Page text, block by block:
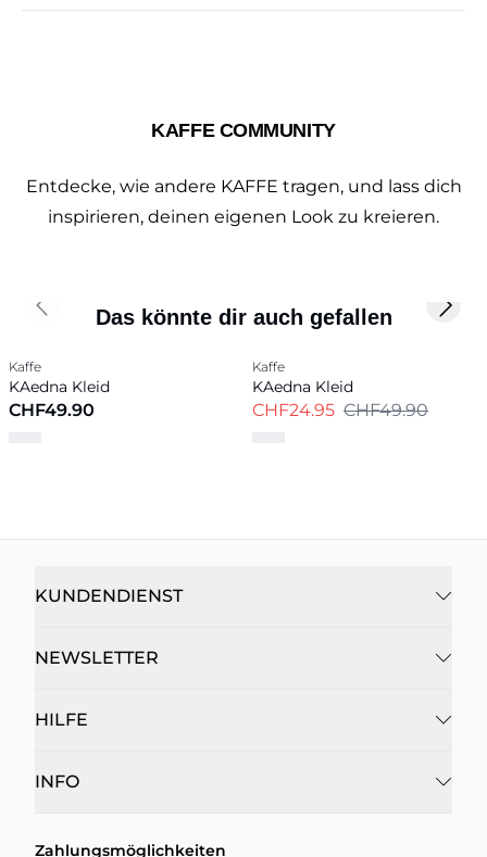
KAFFE COMMUNITY
Entdecke, wie andere KAFFE tragen, und lass dich
inspirieren, deinen eigenen Look zu kreieren.
Das könnte dir auch gefallen
Kaffe
KAedna Kleid
CHF49.90
Kaffe
KAedna Kleid
CHF24.95 CHF49.90
Previous slide Next
KUNDENDIENST
NEWSLETTER
HILFE
INFO
Zahlungsmöglichkeiten